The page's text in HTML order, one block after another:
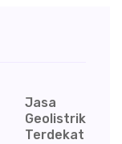
Jasa
Geolistrik
Terdekat